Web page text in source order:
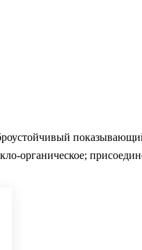
органическое;